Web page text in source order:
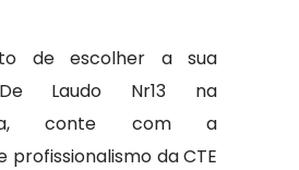
de escolher a sua
Laudo Nr13 na
conte com a
profissionalismo da CTE